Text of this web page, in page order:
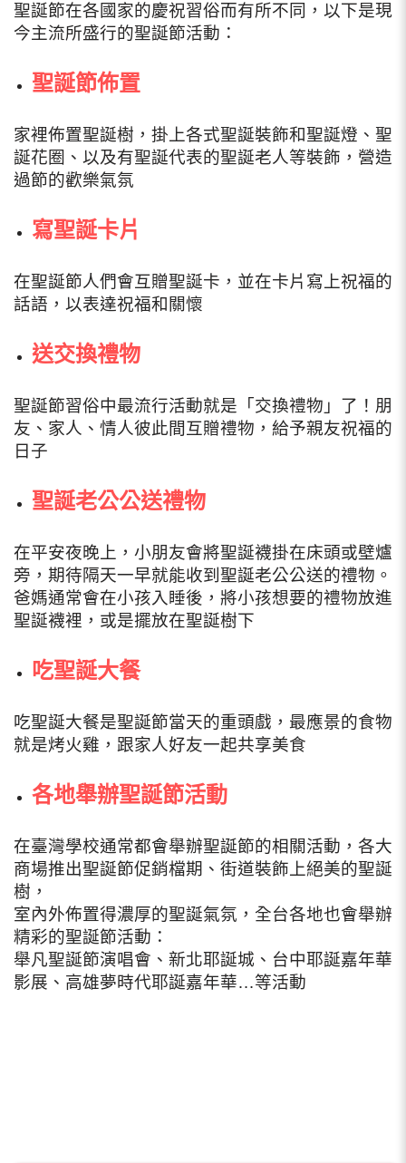
聖誕節在各國家的慶祝習俗而有所不同，以下是現
今主流所盛行的聖誕節活動：
聖誕節佈置
家裡佈置聖誕樹，掛上各式聖誕裝飾和聖誕燈、聖
誕花圈、以及有聖誕代表的聖誕老人等裝飾，營造
過節的歡樂氣氛
寫聖誕卡片
在聖誕節人們會互贈聖誕卡，並在卡片寫上祝福的
話語，以表達祝福和關懷
送交換禮物
聖誕節習俗中最流行活動就是「交換禮物」了！朋
友、家人、情人彼此間互贈禮物，給予親友祝福的
日子
聖誕老公公送禮物
在平安夜晚上，小朋友會將聖誕襪掛在床頭或壁爐
旁，期待隔天一早就能收到聖誕老公公送的禮物。
爸媽通常會在小孩入睡後，將小孩想要的禮物放進
聖誕襪裡，或是擺放在聖誕樹下
吃聖誕大餐
吃聖誕大餐是聖誕節當天的重頭戲，最應景的食物
就是烤火雞，跟家人好友一起共享美食
各地舉辦聖誕節活動
在臺灣學校通常都會舉辦聖誕節的相關活動，各大
商場推出聖誕節促銷檔期、街道裝飾上絕美的聖誕
樹，
室內外佈置得濃厚的聖誕氣氛，全台各地也會舉辦
精彩的聖誕節活動：
舉凡聖誕節演唱會、新北耶誕城、台中耶誕嘉年華
影展、高雄夢時代耶誕嘉年華…等活動